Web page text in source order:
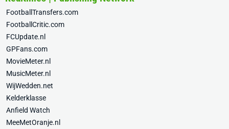
FootballTransfers.com
FootballCritic.com
FCUpdate.nl
GPFans.com
MovieMeter.nl
MusicMeter.nl
WijWedden.net
Kelderklasse
Anfield Watch
MeeMetOranje.nl